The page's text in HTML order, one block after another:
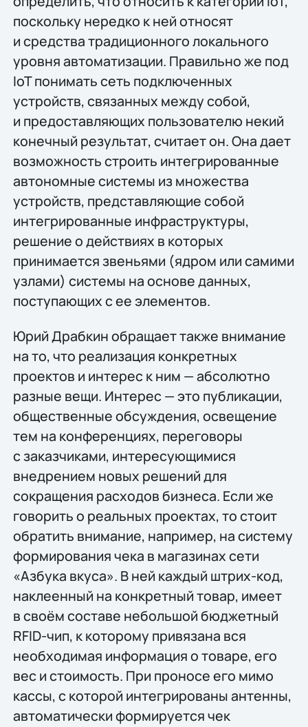
поскольку нередко к ней относят
и средства традиционного локального
уровня автоматизации. Правильно же под
IoT понимать сеть подключенных
устройств, связанных между собой,
и предоставляющих пользователю некий
конечный результат, считает он. Она дает
возможность строить интегрированные
автономные системы из множества
устройств, представляющие собой
интегрированные инфраструктуры,
решение о действиях в которых
принимается звеньями (ядром или самими
узлами) системы на основе данных,
поступающих с ее элементов.
Юрий Драбкин обращает также внимание
на то, что реализация конкретных
проектов и интерес к ним — абсолютно
разные вещи. Интерес — это публикации,
общественные обсуждения, освещение
тем на конференциях, переговоры
с заказчиками, интересующимися
внедрением новых решений для
сокращения расходов бизнеса. Если же
говорить о реальных проектах, то стоит
обратить внимание, например, на систему
формирования чека в магазинах сети
«Азбука вкуса». В ней каждый штрих-код,
наклеенный на конкретный товар, имеет
в своём составе небольшой бюджетный
RFID-чип, к которому привязана вся
необходимая информация о товаре, его
вес и стоимость. При проносе его мимо
кассы, с которой интегрированы антенны,
автоматически формируется чек